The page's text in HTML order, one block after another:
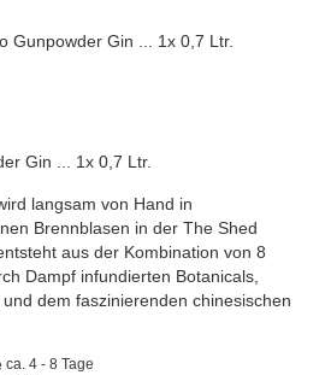
Gin ... 1x 0,7 Ltr.
langsam von Hand in
Brennblasen in der The Shed
aus der Kombination von 8
Dampf infundierten Botanicals,
dem faszinierenden chinesischen
ca. 4 - 8 Tage